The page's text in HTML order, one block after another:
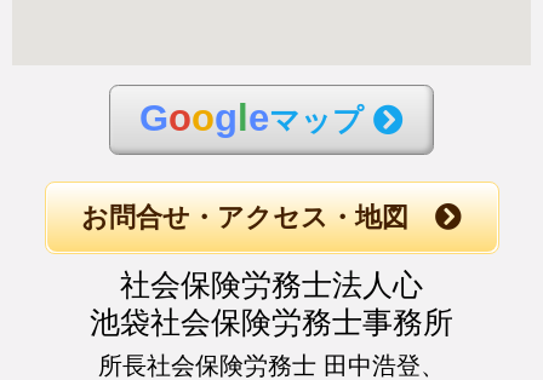
Googleマップ
お問合せ・アクセス・地図
社会保険労務士法人心
池袋社会保険労務士事務所
所長社会保険労務士 田中浩登、